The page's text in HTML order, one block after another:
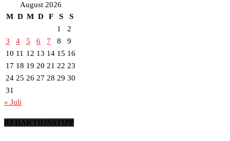
August 2026
M D M D F S
S
1
2
3
4 5 6 7 8
9
10 11 12 13 14 15 16
17 18 19 20 21 22 23
24 25 26 27 28 29 30
31
« Juli
REDAKTIONSTIPP